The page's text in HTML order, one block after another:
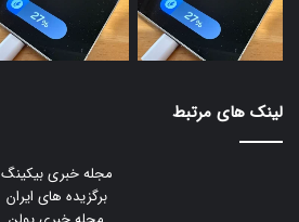
لینک های مرتبط
مجله خبری بیکینگ
برگزیده های ایران